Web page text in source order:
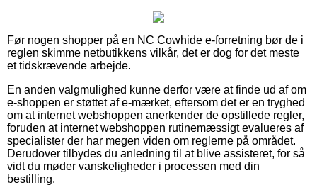
Før nogen shopper på en NC Cowhide e-forretning bør de i
reglen skimme netbutikkens vilkår, det er dog for det meste
et tidskrævende arbejde.
En anden valgmulighed kunne derfor være at finde ud af om
e-shoppen er støttet af e-mærket, eftersom det er en tryghed
om at internet webshoppen anerkender de opstillede regler,
foruden at internet webshoppen rutinemæssigt evalueres af
specialister der har megen viden om reglerne på området.
Derudover tilbydes du anledning til at blive assisteret, for så
vidt du møder vanskeligheder i processen med din
bestilling.